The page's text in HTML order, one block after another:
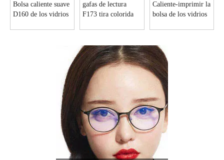
Bolsa caliente suave
D160 de los vidrios
gafas de lectura
F173 tira colorida
Caliente-imprimir la
bolsa de los vidrios